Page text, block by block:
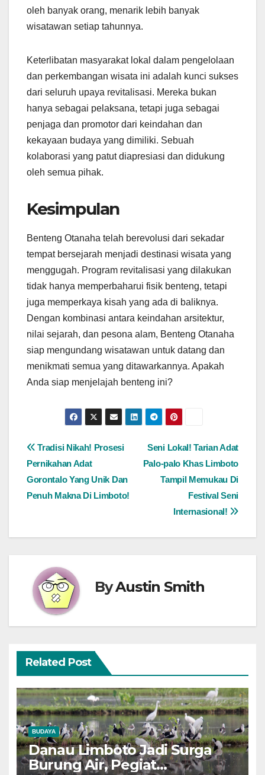
oleh banyak orang, menarik lebih banyak
wisatawan setiap tahunnya.
Keterlibatan masyarakat lokal dalam pengelolaan
dan perkembangan wisata ini adalah kunci sukses
dari seluruh upaya revitalisasi. Mereka bukan
hanya sebagai pelaksana, tetapi juga sebagai
penjaga dan promotor dari keindahan dan
kekayaan budaya yang dimiliki. Sebuah
kolaborasi yang patut diapresiasi dan didukung
oleh semua pihak.
Kesimpulan
Benteng Otanaha telah berevolusi dari sekadar
tempat bersejarah menjadi destinasi wisata yang
menggugah. Program revitalisasi yang dilakukan
tidak hanya memperbaharui fisik benteng, tetapi
juga memperkaya kisah yang ada di baliknya.
Dengan kombinasi antara keindahan arsitektur,
nilai sejarah, dan pesona alam, Benteng Otanaha
siap mengundang wisatawan untuk datang dan
menikmati semua yang ditawarkannya. Apakah
Anda siap menjelajah benteng ini?
Post
navigation
Seni Lokal! Tarian Adat
Palo-palo Khas Limboto
Tampil Memukau Di
Festival Seni
Internasional!
Tradisi Nikah! Prosesi
Pernikahan Adat
Gorontalo Yang Unik Dan
Penuh Makna Di Limboto!
ByAustin Smith
Related Post
BUDAYA
Danau Limboto Jadi Surga
Burung Air, Pegiat